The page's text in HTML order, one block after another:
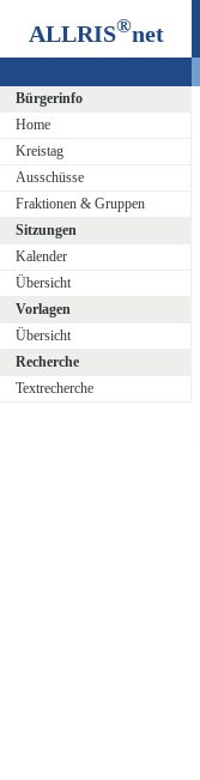
ALLRIS®net
Bürgerinfo
Home
Kreistag
Ausschüsse
Fraktionen & Gruppen
Sitzungen
Kalender
Übersicht
Vorlagen
Übersicht
Recherche
Textrecherche